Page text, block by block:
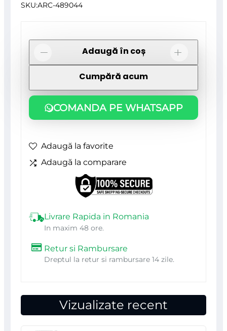
SKU:ARC-489044
Livrare Rapida in Romania
In maxim 48 ore.
Retur si Rambursare
Dreptul la retur si rambursare 14 zile.
COMANDA PE WHATSAPP
Aspirator/suflanta
cu
2
4
Ah,
incarcator
x20V
Li-
ion,
Adaugă în coș
Cumpără acum
Adaugă la favorite
Adaugă la comparare
Vizualizate recent